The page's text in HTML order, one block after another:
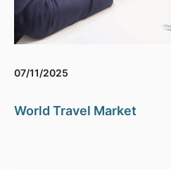
07/11/2025
World Travel Market